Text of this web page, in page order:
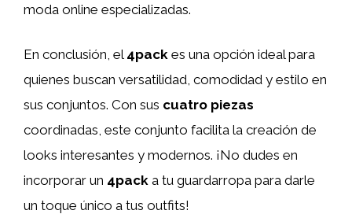
moda online especializadas.
En conclusión, el 4pack es una opción ideal para
quienes buscan versatilidad, comodidad y estilo en
sus conjuntos. Con sus cuatro piezas
coordinadas, este conjunto facilita la creación de
looks interesantes y modernos. ¡No dudes en
incorporar un 4pack a tu guardarropa para darle
un toque único a tus outfits!